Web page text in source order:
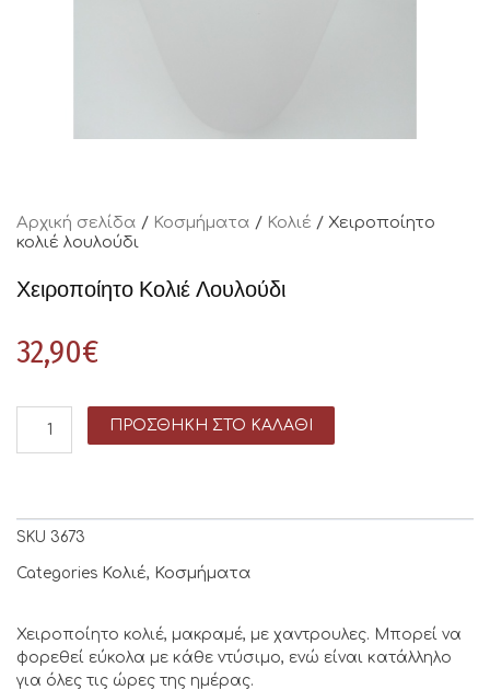
Αρχική σελίδα / Κοσμήματα / Κολιέ / Χειροποίητο
κολιέ λουλούδι
Χειροποίητο Κολιέ Λουλούδι
32,90€
ΠΡΟΣΘΉΚΗ ΣΤΟ ΚΑΛΆΘΙ
SKU 3673
Categories Κολιέ, Κοσμήματα
Χειροποίητο κολιέ, μακραμέ, με χαντρουλες. Μπορεί να
φορεθεί εύκολα με κάθε ντύσιμο, ενώ είναι κατάλληλο
για όλες τις ώρες της ημέρας.